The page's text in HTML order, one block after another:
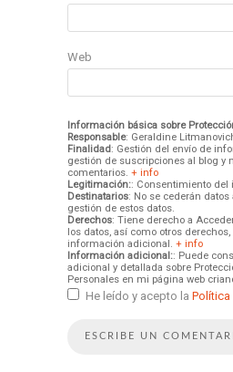
Web
Información básica sobre
Responsable: Geraldine
Finalidad: Gestión del envío de
gestión de suscripciones al blog y
comentarios. + info
Legitimación:: Consentimiento del
Destinatarios: No se cederán datos
gestión de estos datos.
Derechos: Tiene derecho a
los datos, así como otros
información adicional. + info
Información adicional:: Puede
adicional y detallada sobre
Personales en mi página web
He leído y acepto la Política